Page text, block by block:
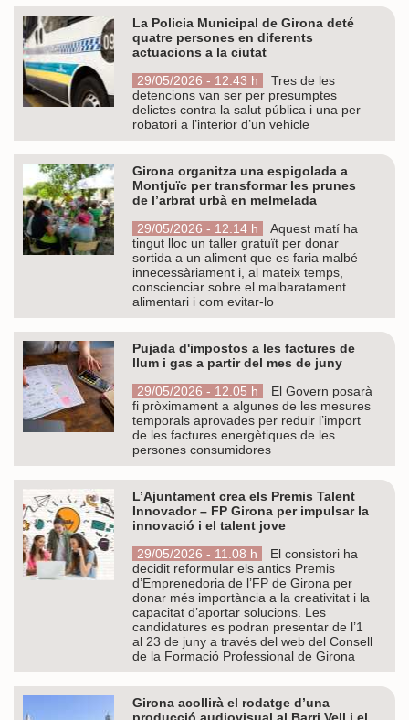
La Policia Municipal de Girona deté
quatre persones en diferents
actuacions a la ciutat
29/05/2026 - 12.43 h
Tres de les
detencions van ser per presumptes
delictes contra la salut pública i una per
robatori a l’interior d’un vehicle
Girona organitza una espigolada a
Montjuïc per transformar les prunes
de l’arbrat urbà en melmelada
29/05/2026 - 12.14 h
Aquest matí ha
tingut lloc un taller gratuït per donar
sortida a un aliment que es faria malbé
innecessàriament i, al mateix temps,
conscienciar sobre el malbaratament
alimentari i com evitar-lo
Pujada d'impostos a les factures de
llum i gas a partir del mes de juny
29/05/2026 - 12.05 h
El Govern posarà
fi pròximament a algunes de les mesures
temporals aprovades per reduir l’import
de les factures energètiques de les
persones consumidores
L’Ajuntament crea els Premis Talent
Innovador – FP Girona per impulsar la
innovació i el talent jove
29/05/2026 - 11.08 h
El consistori ha
decidit reformular els antics Premis
d’Emprenedoria de l’FP de Girona per
donar més importància a la creativitat i la
capacitat d’aportar solucions. Les
candidatures es podran presentar de l’1
al 23 de juny a través del web del Consell
de la Formació Professional de Girona
Girona acollirà el rodatge d’una
producció audiovisual al Barri Vell i el